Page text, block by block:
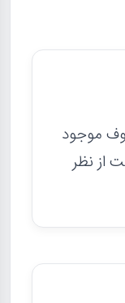
موجود
از نظر